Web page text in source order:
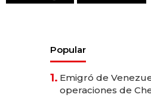
Popular
1. Emigró de
operaciones de